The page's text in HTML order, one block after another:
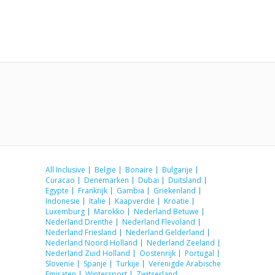
All Inclusive Belgie Bonaire
Bulgarije
Curacao
Denemarken Dubai
Duitsland
Egypte
Frankrijk Gambia
Griekenland
Indonesie
Italie Kaapverdie
Kroatie
Luxemburg
Marokko
Nederland Betuwe
Nederland Drenthe
Nederland Flevoland
Nederland Friesland
Nederland Gelderland
Nederland Noord Holland
Nederland Zeeland
Nederland Zuid Holland
Oostenrijk
Portugal
Slovenie
Spanje Turkije
Verenigde Arabische